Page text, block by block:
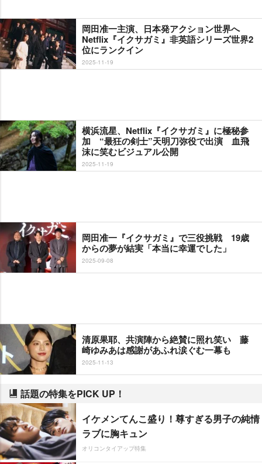
岡田准一主演、日本発アクション世界へ
Netflix『イクサガミ』非英語シリーズ世界2
位にランクイン
2025-11-19
横浜流星、Netflix『イクサガミ』に極秘参
加 “最狂の剣士”天明刀弥役で出演 血飛
沫に笑むビジュアル公開
2025-11-19
岡田准一『イクサガミ』で三役挑戦 19歳
からの夢が結実「本当に幸運でした」
2025-09-08
清原果耶、共演陣から絶賛に照れ笑い 藤
崎ゆみあは感謝があふれ涙ぐむ一幕も
2025-11-13
話題の特集をPICK UP！
イケメンてんこ盛り！尊すぎる男子の純情
ラブに胸キュン
オリコンタイアップ特集